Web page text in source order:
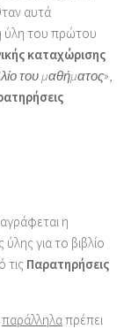
αυτά
ύλη του πρώτου
καταχώρισης
του μαθήματος»,
η
για το βιβλίο
τις Παρατηρήσεις
παράλληλαπρέπει